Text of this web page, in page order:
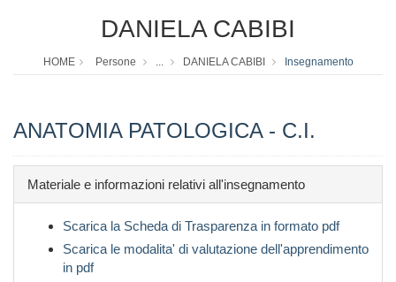
DANIELA CABIBI
HOME Persone ... DANIELA CABIBI Insegnamento
ANATOMIA PATOLOGICA - C.I.
Materiale e informazioni relativi all'insegnamento
Scarica la Scheda di Trasparenza in formato pdf
Scarica le modalita' di valutazione dell'apprendimento
in pdf